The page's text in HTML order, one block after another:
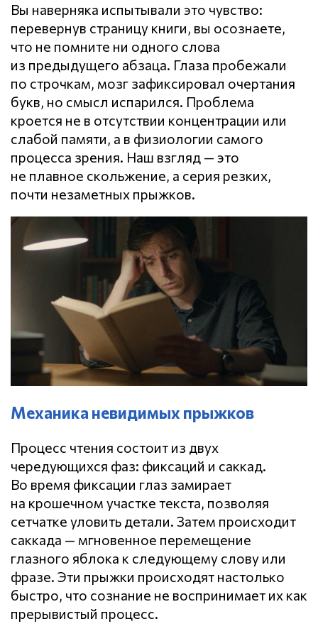
Вы наверняка испытывали это чувство:
перевернув страницу книги, вы осознаете,
что не помните ни одного слова
из предыдущего абзаца. Глаза пробежали
по строчкам, мозг зафиксировал очертания
букв, но смысл испарился. Проблема
кроется не в отсутствии концентрации или
слабой памяти, а в физиологии самого
процесса зрения. Наш взгляд — это
не плавное скольжение, а серия резких,
почти незаметных прыжков.
Механика невидимых прыжков
Процесс чтения состоит из двух
чередующихся фаз: фиксаций и саккад.
Во время фиксации глаз замирает
на крошечном участке текста, позволяя
сетчатке уловить детали. Затем происходит
саккада — мгновенное перемещение
глазного яблока к следующему слову или
фразе. Эти прыжки происходят настолько
быстро, что сознание не воспринимает их как
прерывистый процесс.